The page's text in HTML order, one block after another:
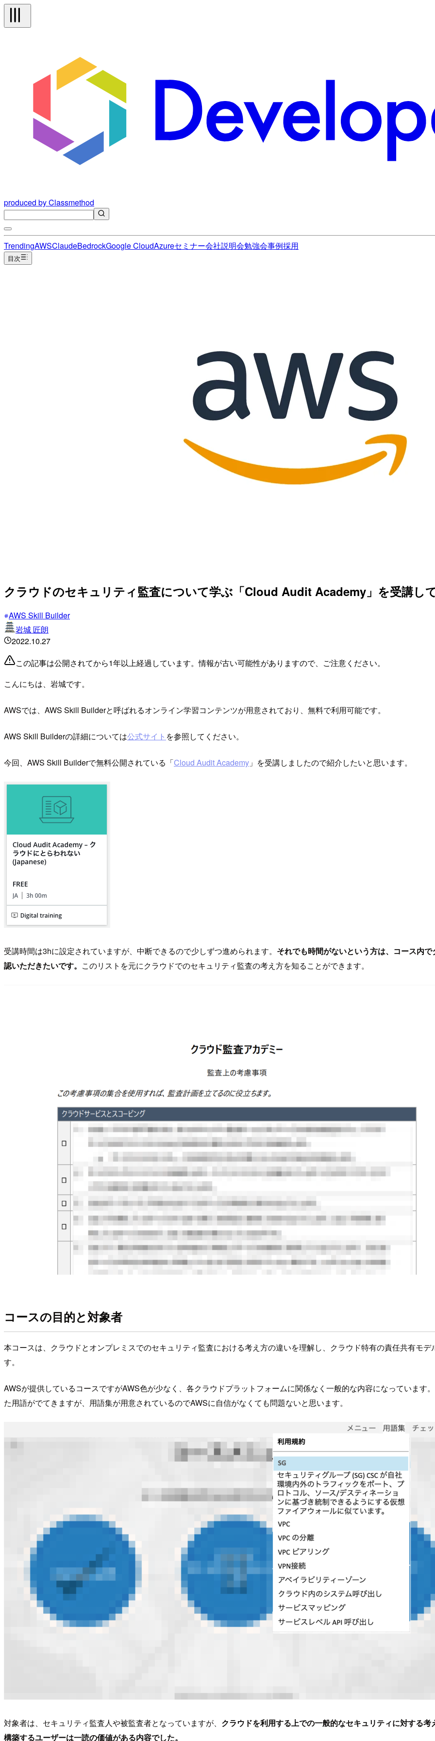
produced by Classmethod
TrendingAWSClaudeBedrockGoogle CloudAzureセミナー会社説明会勉強会事例採用
目次
クラウドのセキュリティ監査について学ぶ「Cloud Audit Academy」を受講し
AWS Skill Builder
岩城 匠朗
2022.10.27
この記事は公開されてから1年以上経過しています。情報が古い可能性がありますので、ご注意ください。
こんにちは、岩城です。
AWSでは、AWS Skill Builderと呼ばれるオンライン学習コンテンツが用意されており、無料で利用可能です。
AWS Skill Builderの詳細については公式サイト を参照してください。
今回、AWS Skill Builderで無料公開されている「Cloud Audit Academy 」を受講しましたので紹介したいと思います。
受講時間は3hに設定されていますが、中断できるので少しずつ進められます。 それでも時間がないという方は、コース内
認いただきたいです。 このリストを元にクラウドでのセキュリティ監査の考え方を知ることができます。
コースの目的と対象者
本コースは、クラウドとオンプレミスでのセキュリティ監査における考え方の違いを理解し、クラウド特有の責任共有モ
す。
AWSが提供しているコースですがAWS色が少なく、各クラウドプラットフォームに関係なく一般的な内容になっています
た用語がでてきますが、用語集が用意されているのでAWSに自信がなくても問題ないと思います。
対象者は、セキュリティ監査人や被監査者となっていますが、 クラウドを利用する上での一般的なセキュリティに対する
構築するユーザーは一読の価値がある内容でした。